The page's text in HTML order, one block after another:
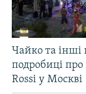
Чайко та інші
подробиці про
Rossi у Москві